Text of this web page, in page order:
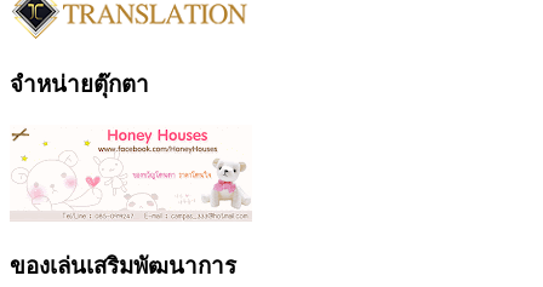
จำหน่ายตุ๊กตา
ของเล่นเสริมพัฒนาการ